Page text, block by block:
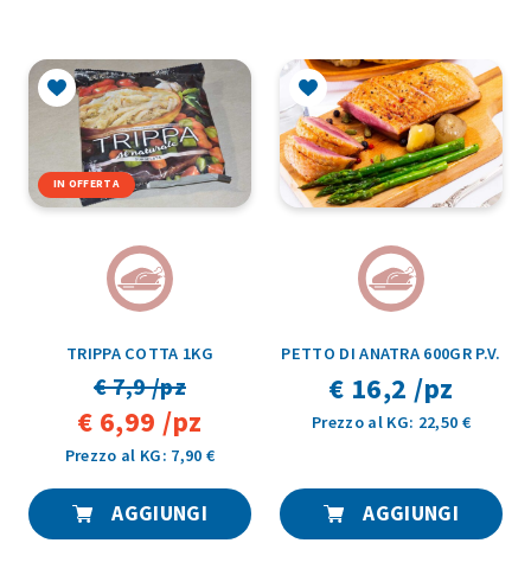
IN OFFERTA
TRIPPA COTTA 1KG
€ 7,9 /pz
€ 6,99 /pz
Prezzo al KG: 7,90 €
AGGIUNGI
PETTO DI ANATRA 600GR P.V.
€ 16,2 /pz
Prezzo al KG: 22,50 €
AGGIUNGI